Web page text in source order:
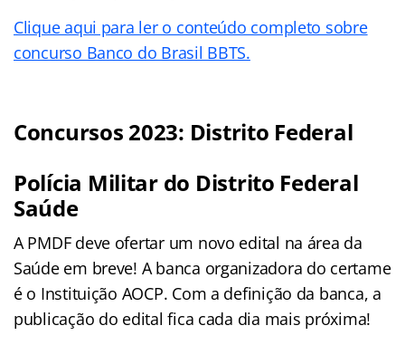
Clique aqui para ler o conteúdo completo sobre
concurso Banco do Brasil BBTS.
Concursos 2023: Distrito Federal
Polícia Militar do Distrito Federal
Saúde
A PMDF deve ofertar um novo edital na área da
Saúde em breve! A banca organizadora do certame
é o Instituição AOCP. Com a definição da banca, a
publicação do edital fica cada dia mais próxima!